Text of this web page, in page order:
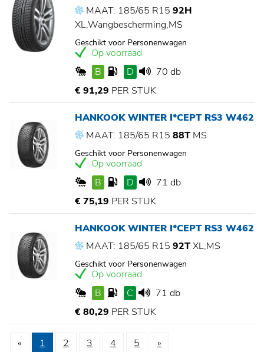
MAAT: 185/65 R15 92H
XL,Wangbescherming,MS
Geschikt voor Personenwagen
Op voorraad
B
D
70 db
€ 91,29 PER STUK
HANKOOK WINTER I*CEPT RS3 W462
MAAT: 185/65 R15 88T MS
Geschikt voor Personenwagen
Op voorraad
B
D
71 db
€ 75,19 PER STUK
HANKOOK WINTER I*CEPT RS3 W462
MAAT: 185/65 R15 92TXL,MS
Geschikt voor Personenwagen
Op voorraad
B
C
71 db
€ 80,29 PER STUK
« 1 2 3 4 5 »